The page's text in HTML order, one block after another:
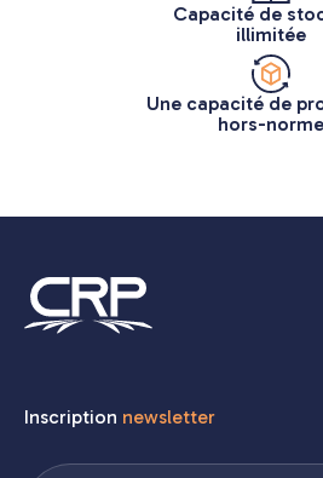
Capacité de
illimitée
Une capacité de
hors-norme
Inscription newsletter